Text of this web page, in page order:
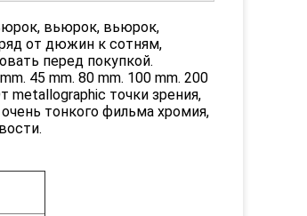
вьюрок, вьюрок,
от дюжин к сотням,
перед покупкой.
45 mm. 80 mm. 100 mm. 200
metallographic точки зрения,
тонкого фильма хромия,